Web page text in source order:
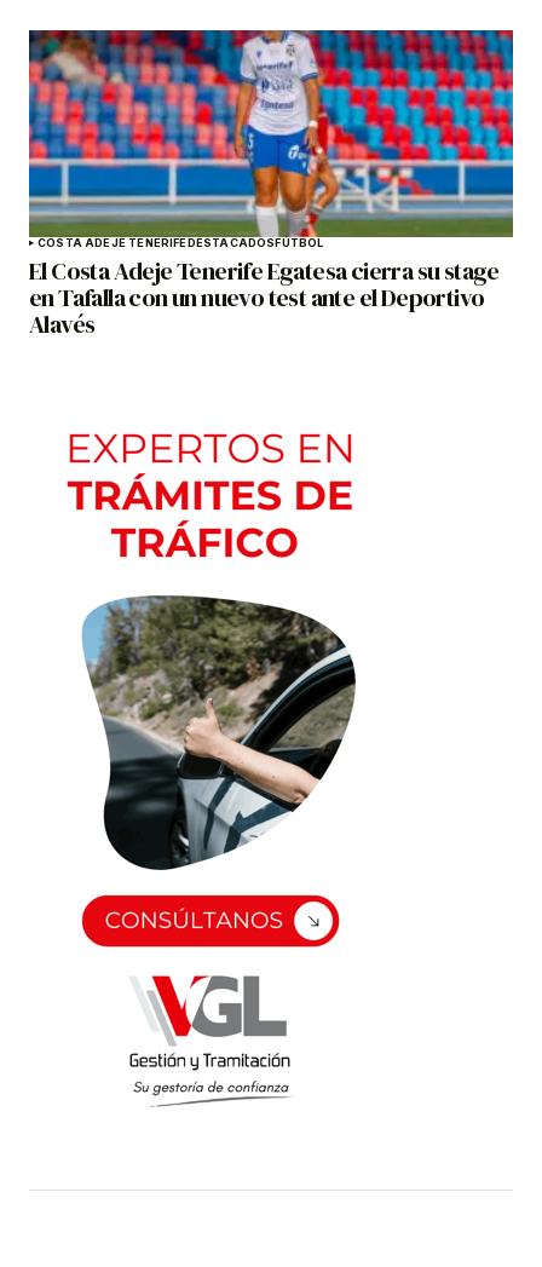
COSTA ADEJE TENERIFEDESTACADOSFÚTBOL
El Costa Adeje Tenerife Egatesa cierra su stage
en Tafalla con un nuevo test ante el Deportivo
Alavés